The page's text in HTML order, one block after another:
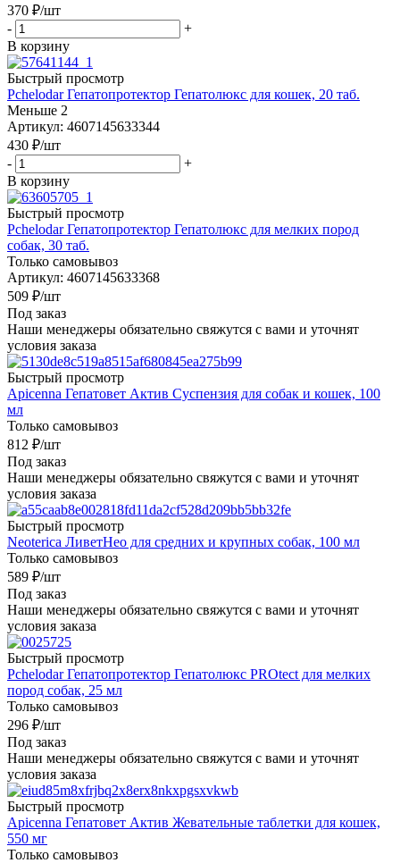
370 ₽/шт
-
+
В корзину
Быстрый просмотр
Pchelodar Гепатопротектор Гепатолюкс для кошек, 20 таб.
Меньше 2
Артикул: 4607145633344
430 ₽/шт
-
+
В корзину
Быстрый просмотр
Pchelodar Гепатопротектор Гепатолюкс для мелких пород
собак, 30 таб.
Только самовывоз
Артикул: 4607145633368
509 ₽/шт
Под заказ
Наши менеджеры обязательно свяжутся с вами и уточнят
условия заказа
Быстрый просмотр
Apicenna Гепатовет Актив Суспензия для собак и кошек, 100
мл
Только самовывоз
812 ₽/шт
Под заказ
Наши менеджеры обязательно свяжутся с вами и уточнят
условия заказа
Быстрый просмотр
Neoterica ЛиветНео для средних и крупных собак, 100 мл
Только самовывоз
589 ₽/шт
Под заказ
Наши менеджеры обязательно свяжутся с вами и уточнят
условия заказа
Быстрый просмотр
Pchelodar Гепатопротектор Гепатолюкс PROtect для мелких
пород собак, 25 мл
Только самовывоз
296 ₽/шт
Под заказ
Наши менеджеры обязательно свяжутся с вами и уточнят
условия заказа
Быстрый просмотр
Apicenna Гепатовет Актив Жевательные таблетки для кошек,
550 мг
Только самовывоз